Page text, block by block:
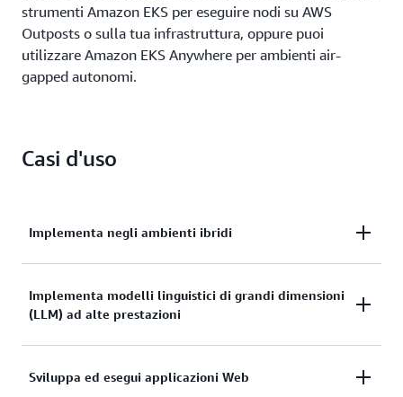
strumenti Amazon EKS per eseguire nodi su AWS
Outposts o sulla tua infrastruttura, oppure puoi
utilizzare Amazon EKS Anywhere per ambienti air-
gapped autonomi.
Casi d'uso
Implementa negli ambienti ibridi
Unifica il modo in cui esegui le applicazioni in
per accelerare le tue iniziative di
modernizzazione.
Implementa modelli linguistici di grandi dimensioni
(LLM) ad alte prestazioni
Implementa LLM sicuri, scalabili e ad alte
Sviluppa ed esegui applicazioni Web